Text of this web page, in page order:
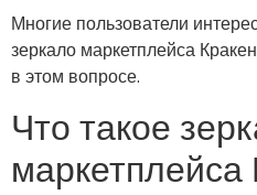
Многие пользователи
зеркало маркетплейса
в этом вопросе.
Что такое
маркетплейса